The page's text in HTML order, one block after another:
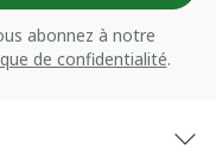
abonnez à notre
de confidentialité.